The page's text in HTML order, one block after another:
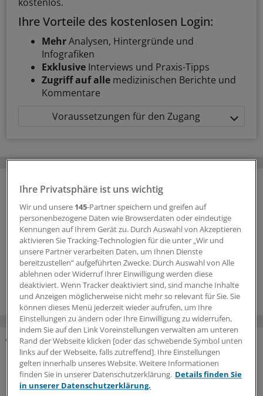
Ihre Vorteile des kostenlosen Login:
MehrAnalysen, Hintergründe und
Infografiken
Exklusive Interviews und Praxis-Tipps
Zugriff auf alle medizinischen Berichte und
Kommentare
Voraussetzungen für den Zugang
SONDERBERICHTE ZUM THEMA
Ihre Privatsphäre ist uns wichtig
Wir und unsere 145-Partner speichern und greifen auf
personenbezogene Daten wie Browserdaten oder eindeutige
Kennungen auf Ihrem Gerät zu. Durch Auswahl von Akzeptieren
aktivieren Sie Tracking-Technologien für die unter „Wir und
unsere Partner verarbeiten Daten, um Ihnen Dienste
bereitzustellen“ aufgeführten Zwecke. Durch Auswahl von Alle
ablehnen oder Widerruf Ihrer Einwilligung werden diese
deaktiviert. Wenn Tracker deaktiviert sind, sind manche Inhalte
und Anzeigen möglicherweise nicht mehr so relevant für Sie. Sie
können dieses Menü jederzeit wieder aufrufen, um Ihre
Einstellungen zu ändern oder Ihre Einwilligung zu widerrufen,
indem Sie auf den Link Voreinstellungen verwalten am unteren
Rand der Webseite klicken [oder das schwebende Symbol unten
links auf der Webseite, falls zutreffend]. Ihre Einstellungen
gelten innerhalb unseres Website. Weitere Informationen
finden Sie in unserer Datenschutzerklärung. Details finden Sie
in unserer Datenschutzerklärung.